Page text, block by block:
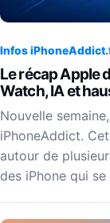
Infos
Le récap Apple
Watch, IA et
Nouvelle
iPhoneAddict.
autour de
des iPhone qui